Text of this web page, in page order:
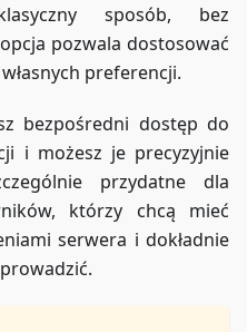
sposób, bez
pozwala dostosować
preferencji.
bezpośredni dostęp do
i możesz je precyzyjnie
przydatne dla
którzy chcą mieć
serwera i dokładnie